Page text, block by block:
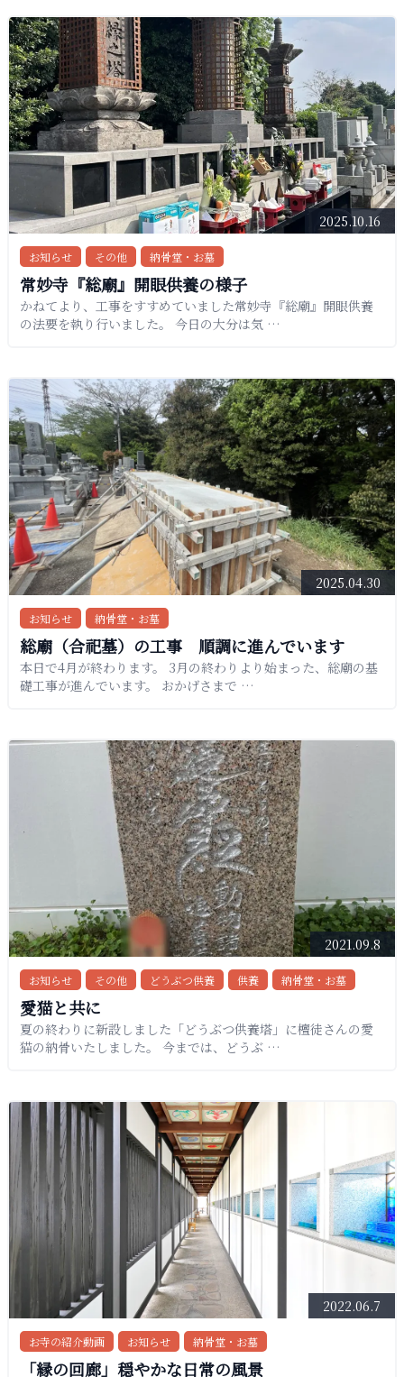
097-521-2585
2025.10.16
お知らせ その他 納骨堂・お墓
常妙寺『総廟』開眼供養の様子
かねてより、工事をすすめていました常妙寺『総廟』開眼供養
の法要を執り行いました。 今日の大分は気 …
2025.04.30
お知らせ 納骨堂・お墓
総廟（合祀墓）の工事 順調に進んでいます
本日で4月が終わります。 3月の終わりより始まった、総廟の基
礎工事が進んでいます。 おかげさまで …
2021.09.8
お知らせ その他 どうぶつ供養 供養 納骨堂・お墓
愛猫と共に
夏の終わりに新設しました「どうぶつ供養塔」に檀徒さんの愛
猫の納骨いたしました。 今までは、どうぶ …
2022.06.7
お寺の紹介動画 お知らせ 納骨堂・お墓
「縁の回廊」穏やかな日常の風景